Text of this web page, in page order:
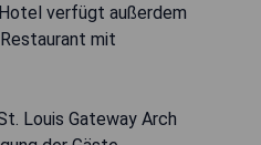
verfügt außerdem
mit
Louis Gateway Arch